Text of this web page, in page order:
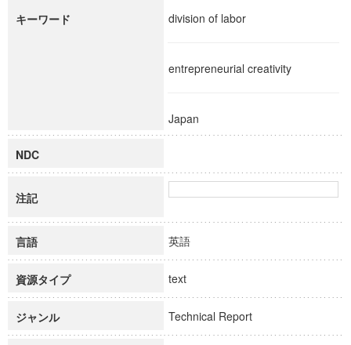
キーワード division of labor
entrepreneurial creativity
Japan
NDC
注記
言語 英語
資源タイプ text
ジャンル Technical Report